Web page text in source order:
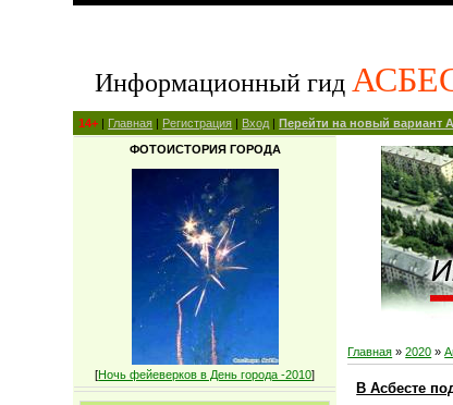
Информационный гид
14+ | Главная | Регистрация | Вход |Перейти на новый вариант
ФОТОИСТОРИЯ ГОРОДА
[Ночь фейеверков в День города -2010]
Главная »2020 »
В Асбесте